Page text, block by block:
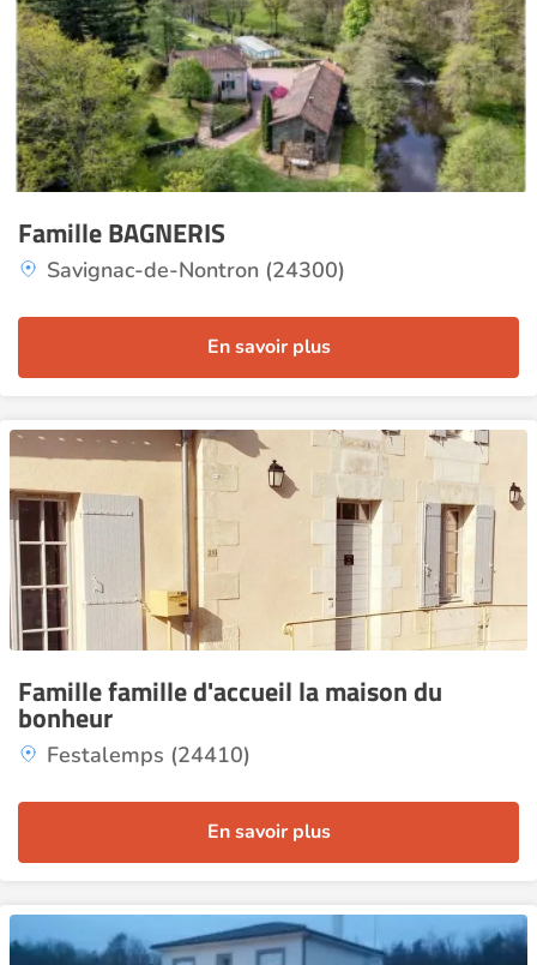
Famille BAGNERIS
Savignac-de-Nontron (24300)
En savoir plus
Famille famille d'accueil la maison du
bonheur
Festalemps (24410)
En savoir plus